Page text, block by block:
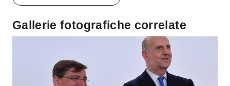
Gallerie fotografiche correlate